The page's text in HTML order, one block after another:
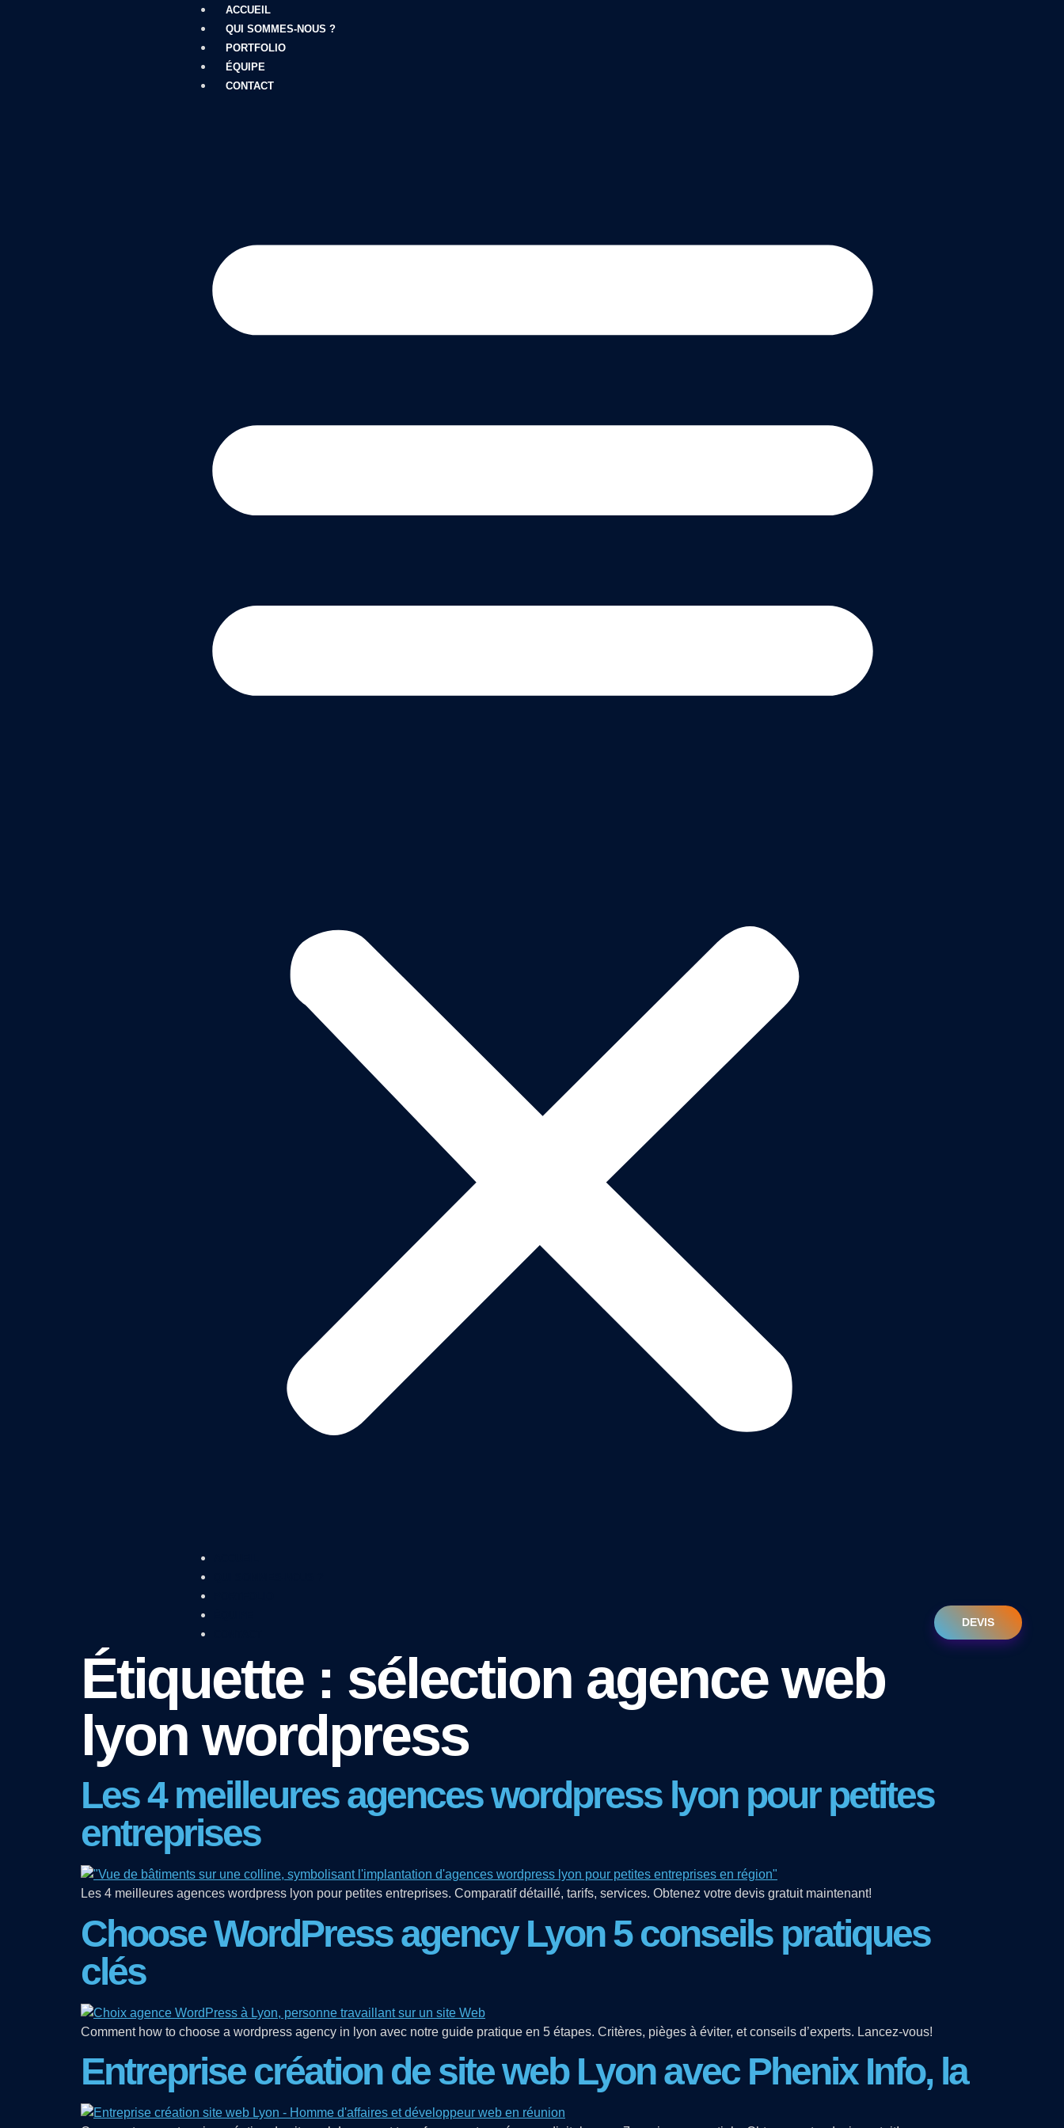
ACCUEIL
QUI SOMMES-NOUS ?
PORTFOLIO
ÉQUIPE
CONTACT
DEVIS
Étiquette : sélection agence web
lyon wordpress
Les 4 meilleures agences wordpress lyon pour petites
entreprises
Les 4 meilleures agences wordpress lyon pour petites entreprises. Comparatif détaillé, tarifs, services. Obtenez votre devis gratuit maintenant!
Choose WordPress agency Lyon 5 conseils pratiques
clés
Comment how to choose a wordpress agency in lyon avec notre guide pratique en 5 étapes. Critères, pièges à éviter, et conseils d’experts. Lancez-vous!
Entreprise création de site web Lyon avec Phenix Info, la